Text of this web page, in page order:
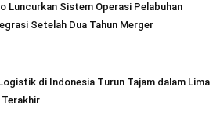
Luncurkan Sistem Operasi Pelabuhan
Setelah Dua Tahun Merger
di Indonesia Turun Tajam dalam Lima
Terakhir